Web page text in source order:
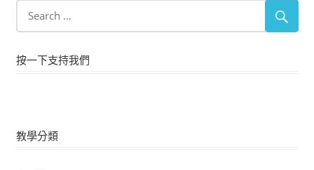
按一下支持我們
教學分類